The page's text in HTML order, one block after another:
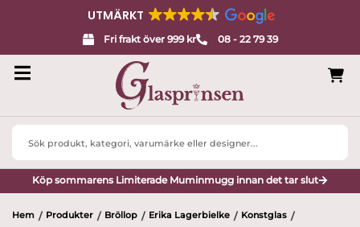
UTMÄRKT
Fri frakt över 999 kr 08 - 22 79 39
Search
Köp sommarens Limiterade Muminmugg innan det tar slut
Hem / Produkter / Bröllop / Erika Lagerbielke / Konstglas /